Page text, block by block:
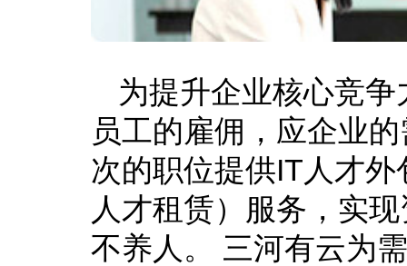
为提升企业核心竞
员工的雇佣，应企业
次的职位提供IT人才
人才租赁）服务，实
不养人。 三河有云为